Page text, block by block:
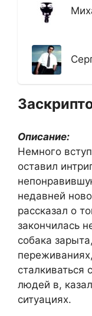
Описание:
Немного
оставил
недавней
рассказал о
закончилась
собака
сталкиваться
людей в,
ситуациях.